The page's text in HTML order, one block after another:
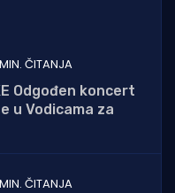
ČITANJA
Odgođen koncert
u Vodicama za
ČITANJA